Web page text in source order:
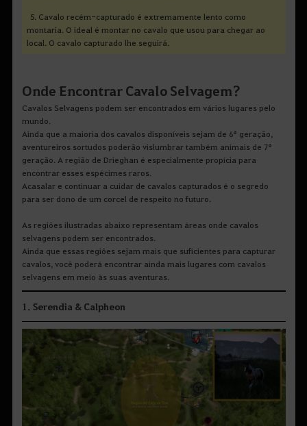
5. Cavalo recém-capturado é extremamente lento como
montaria. O ideal é montar no cavalo que usou para chegar ao
local. O cavalo capturado lhe seguirá.
Onde Encontrar Cavalo Selvagem?
Cavalos Selvagens podem ser encontrados em vários lugares pelo
mundo.
Ainda que a maioria dos cavalos disponíveis sejam de 6ª geração,
aventureiros sortudos poderão vislumbrar também animais de 7ª
geração. A região de Drieghan é especialmente propícia para
encontrar esses espécimes raros.
Acasalar e continuar a cuidar de cavalos capturados é o segredo
para ser dono de um corcel de respeito no futuro.
As regiões ilustradas abaixo representam áreas onde cavalos
selvagens podem ser encontrados.
Ainda que essas regiões sejam mais que suficientes para capturar
cavalos, você poderá encontrar ainda mais lugares com cavalos
selvagens em meio às suas aventuras.
1. Serendia & Calpheon